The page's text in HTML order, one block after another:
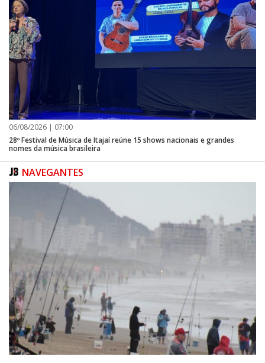
Domingo 15 de junho 15h às 22h
- Escola de música Musicalize Itajaí, Flerte e NBLA
06/08/2026 | 07:00
28º Festival de Música de Itajaí reúne 15 shows nacionais e grandes
nomes da música brasileira
NAVEGANTES